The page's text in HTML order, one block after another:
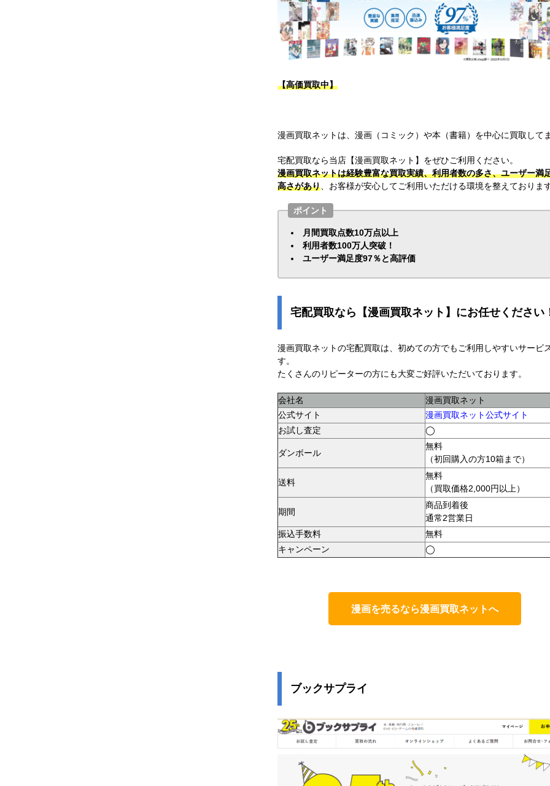
【高価買取中】
漫画買取ネットは、漫画（コミック）や本（書籍）を中心に買取して
宅配買取なら当店【漫画買取ネット】をぜひご利用ください。
漫画買取ネットは経験豊富な買取実績、利用者数の多さ、ユーザー満
高さがあり 、お客様が安心してご利用いただける環境を整えておりま
ポイント
月間買取点数10万点以上
利用者数100万人突破！
ユーザー満足度97％と高評価
宅配買取なら【漫画買取ネット】にお任せください
漫画買取ネットの宅配買取は、初めての方でもご利用しやすいサービ
す。
たくさんのリピーターの方にも大変ご好評いただいております。
会社名
漫画買取ネット
公式サイト
漫画買取ネット公式サイト
お試し査定
◯
ダンボール
無料
（初回購入の方10箱まで）
送料
無料
（買取価格2,000円以上）
期間
商品到着後
通常2営業日
振込手数料
無料
キャンペーン
◯
漫画を売るなら漫画買取ネットへ
ブックサプライ